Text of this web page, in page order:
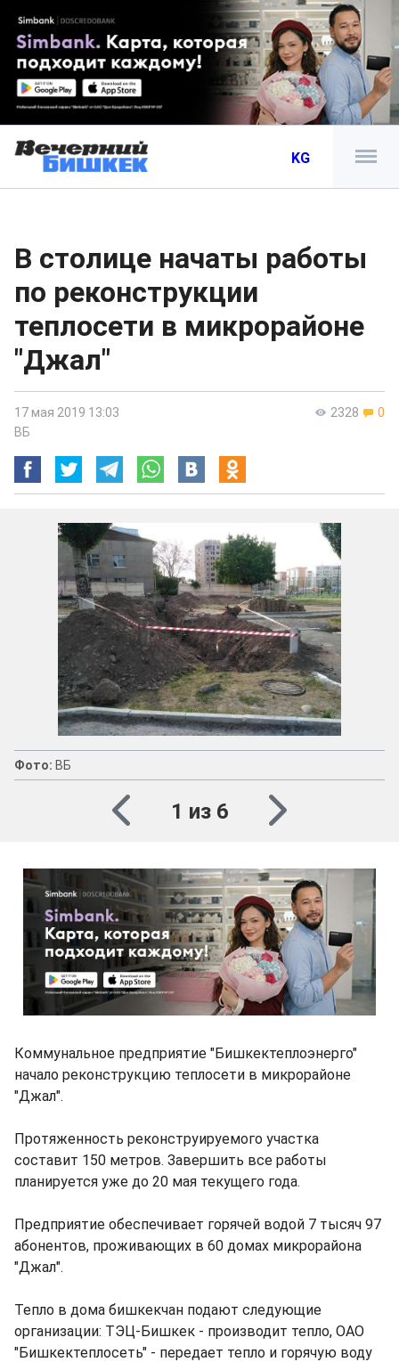
KG
В столице начаты работы
по реконструкции
теплосети в микрорайоне
"Джал"
2328 0
17 мая 2019 13:03
ВБ
Фото: ВБ
1 из 6
Коммунальное предприятие "Бишкектеплоэнерго"
начало реконструкцию теплосети в микрорайоне
"Джал".
Протяженность реконструируемого участка
составит 150 метров. Завершить все работы
планируется уже до 20 мая текущего года.
Предприятие обеспечивает горячей водой 7 тысяч 97
абонентов, проживающих в 60 домах микрорайона
"Джал".
Тепло в дома бишкекчан подают следующие
организации: ТЭЦ-Бишкек - производит тепло, ОАО
"Бишкектеплосеть" - передает тепло и горячую воду